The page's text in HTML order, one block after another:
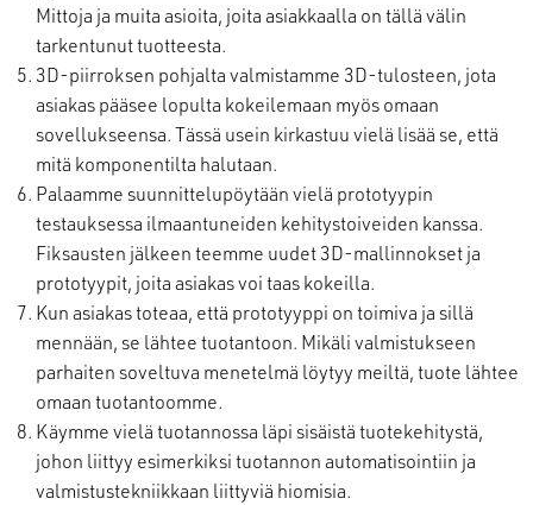
Mittoja ja muita asioita, joita asiakkaalla on tällä välin
tarkentunut tuotteesta.
3D-piirroksen pohjalta valmistamme 3D-tulosteen, jota
asiakas pääsee lopulta kokeilemaan myös omaan
sovellukseensa. Tässä usein kirkastuu vielä lisää se, että
mitä komponentilta halutaan.
Palaamme suunnittelupöytään vielä prototyypin
testauksessa ilmaantuneiden kehitystoiveiden kanssa.
Fiksausten jälkeen teemme uudet 3D-mallinnokset ja
prototyypit, joita asiakas voi taas kokeilla.
Kun asiakas toteaa, että prototyyppi on toimiva ja sillä
mennään, se lähtee tuotantoon. Mikäli valmistukseen
parhaiten soveltuva menetelmä löytyy meiltä, tuote lähtee
omaan tuotantoomme.
Käymme vielä tuotannossa läpi sisäistä tuotekehitystä,
johon liittyy esimerkiksi tuotannon automatisointiin ja
valmistustekniikkaan liittyviä hiomisia.